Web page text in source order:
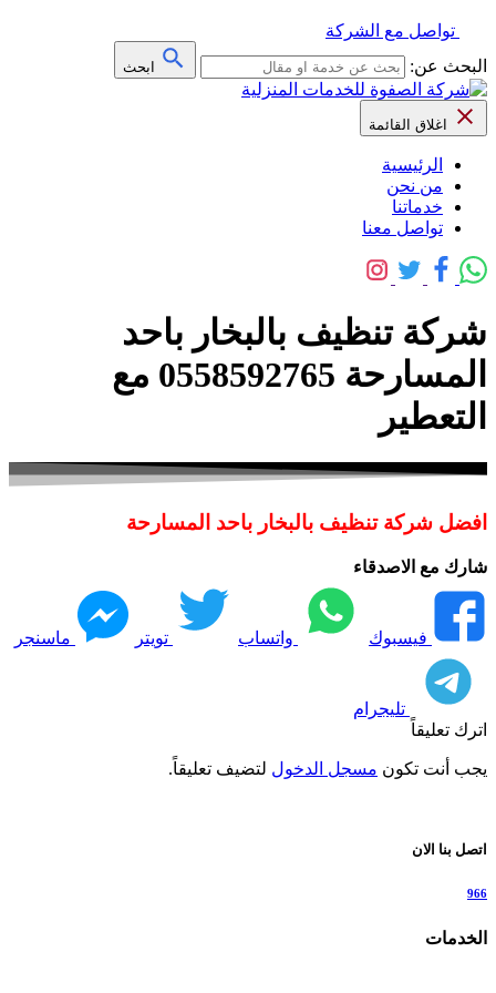
تواصل مع الشركة
البحث عن:
ابحث
اغلاق القائمة
الرئيسية
من نحن
خدماتنا
تواصل معنا
شركة تنظيف بالبخار باحد
المسارحة 0558592765 مع
التعطير
افضل شركة تنظيف بالبخار باحد المسارحة
شارك مع الاصدقاء
فيسبوك واتساب تويتر ماسنجر
تليجرام
اترك تعليقاً
يجب أنت تكون مسجل الدخول لتضيف تعليقاً.
اتصل بنا الان
966
الخدمات